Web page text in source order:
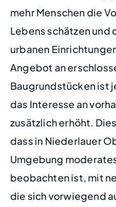
mehr Menschen die
Lebens schätzen und
urbanen
Angebot an
Baugrundstücken ist
das Interesse an
zusätzlich erhöht.
dass in Niederlauer
Umgebung
beobachten ist, mit
die sich vorwiegend